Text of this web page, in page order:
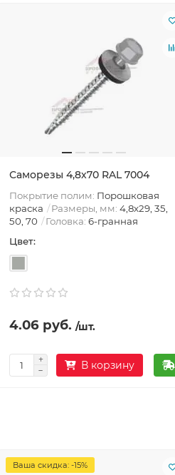
Саморезы 4,8х70 RAL 7004
Покрытие полим: Порошковая
краска
Размеры, мм: 4,8х29, 35,
50, 70
Головка: 6-гранная
Цвет:
4.06 руб. /шт.
В корзину
Ваша скидка: -15%